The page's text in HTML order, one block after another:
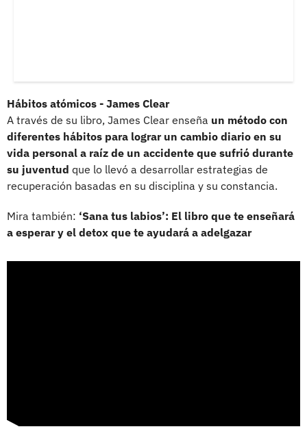
Hábitos atómicos - James Clear
A través de su libro, James Clear enseña un método con
diferentes hábitos para lograr un cambio diario en su
vida personal a raíz de un accidente que sufrió durante
su juventud que lo llevó a desarrollar estrategias de
recuperación basadas en su disciplina y su constancia.
Mira también: ‘Sana tus labios’: El libro que te enseñará
a esperar y el detox que te ayudará a adelgazar